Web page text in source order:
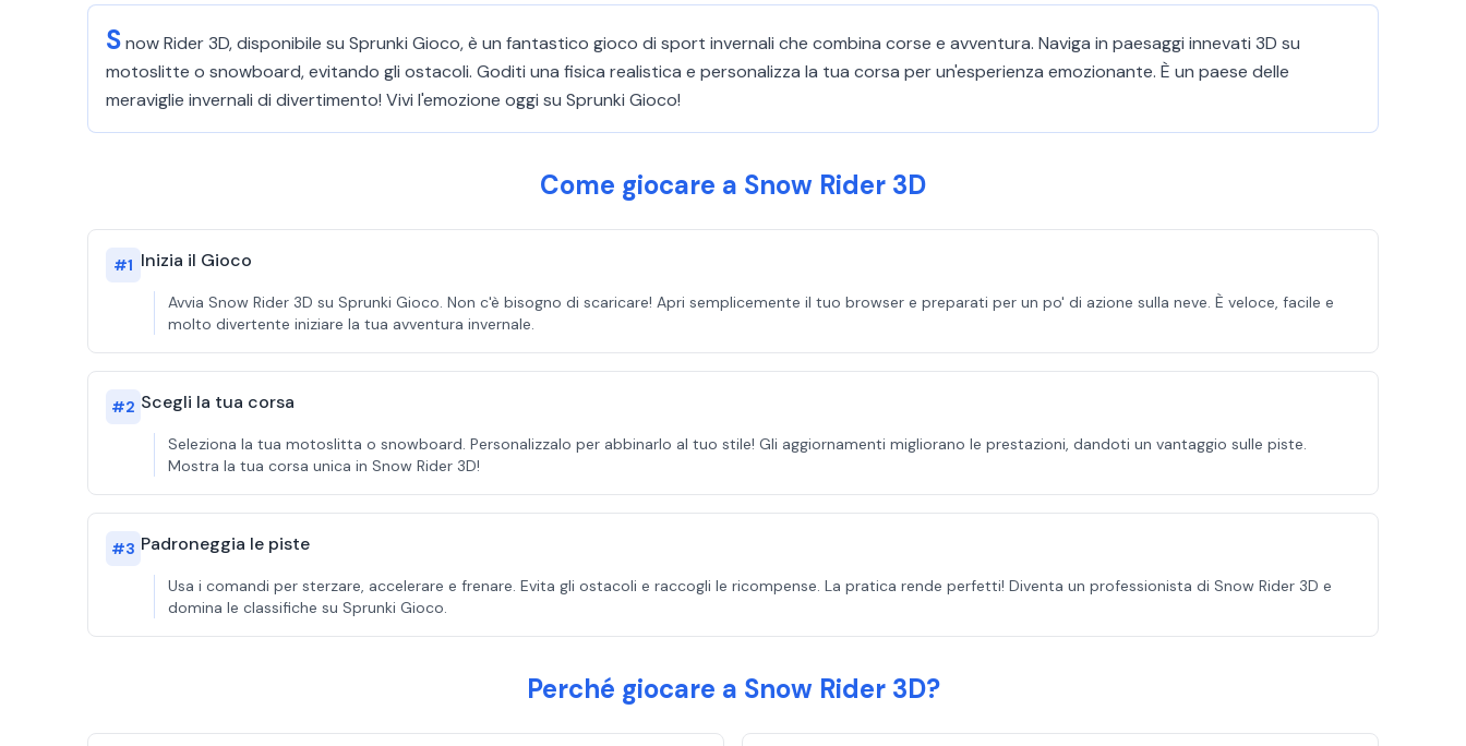
Snow Rider 3D, disponibile su Sprunki Gioco, è un fantastico gioco di sport invernali che combina corse e avventura. Naviga in paesaggi innevati 3D su
motoslitte o snowboard, evitando gli ostacoli. Goditi una fisica realistica e personalizza la tua corsa per un'esperienza emozionante. È un paese delle
meraviglie invernali di divertimento! Vivi l'emozione oggi su Sprunki Gioco!
Come giocare a Snow Rider 3D
#1 Inizia il Gioco
Avvia Snow Rider 3D su Sprunki Gioco. Non c'è bisogno di scaricare! Apri semplicemente il tuo browser e preparati per un po' di azione sulla neve. È veloce, facile e
molto divertente iniziare la tua avventura invernale.
#2 Scegli la tua corsa
Seleziona la tua motoslitta o snowboard. Personalizzalo per abbinarlo al tuo stile! Gli aggiornamenti migliorano le prestazioni, dandoti un vantaggio sulle piste.
Mostra la tua corsa unica in Snow Rider 3D!
#3 Padroneggia le piste
Usa i comandi per sterzare, accelerare e frenare. Evita gli ostacoli e raccogli le ricompense. La pratica rende perfetti! Diventa un professionista di Snow Rider 3D e
domina le classifiche su Sprunki Gioco.
Perché giocare a Snow Rider 3D?